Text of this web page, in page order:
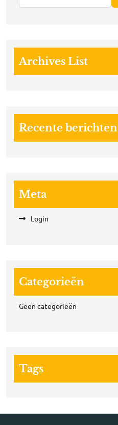
Archives List
Recente berichten
Meta
Login
Categorieën
Geen categorieën
Tags